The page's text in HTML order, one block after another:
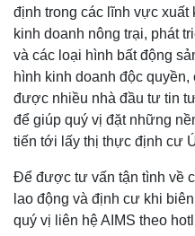
định trong các lĩnh vực
kinh doanh nông trại, phát
và các loại hình bất động
hình kinh doanh độc
được nhiều nhà đầu tư tin
để giúp quý vị đặt những
tiến tới lấy thị thực định cư
Để được tư vấn tận tình về
lao động và định cư khi
quý vị liên hệ AIMS theo